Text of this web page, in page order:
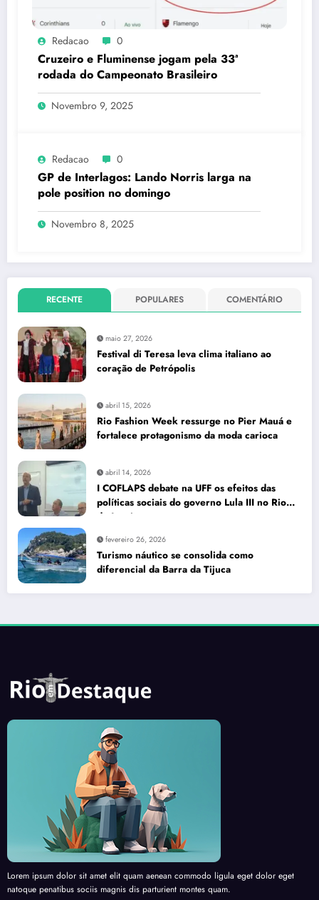
Redacao 0
Cruzeiro e Fluminense jogam pela 33ª
rodada do Campeonato Brasileiro
Novembro 9, 2025
Redacao 0
GP de Interlagos: Lando Norris larga na
pole position no domingo
Novembro 8, 2025
RECENTE POPULARES COMENTÁRIO
maio 27, 2026
Festival di Teresa leva clima italiano ao
coração de Petrópolis
abril 15, 2026
Rio Fashion Week ressurge no Pier Mauá e
fortalece protagonismo da moda carioca
abril 14, 2026
I COFLAPS debate na UFF os efeitos das
políticas sociais do governo Lula III no Rio
de Janeiro
fevereiro 26, 2026
Turismo náutico se consolida como
diferencial da Barra da Tijuca
Lorem ipsum dolor sit amet elit quam aenean commodo ligula eget dolor eget
natoque penatibus sociis magnis dis parturient montes quam.